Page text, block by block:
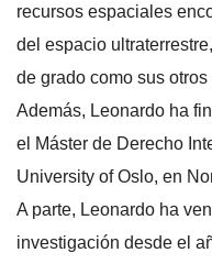
recursos espaciales
del espacio
de grado como sus
Además, Leonardo ha
el Máster de Derecho
University of Oslo, en
A parte, Leonardo ha
investigación desde el